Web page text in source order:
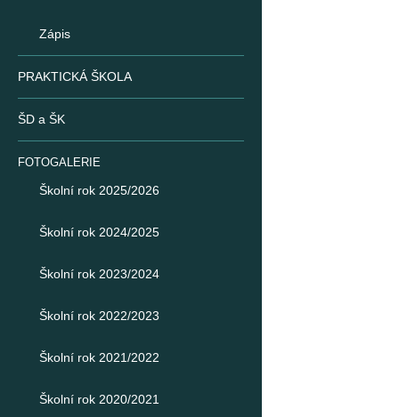
Zápis
PRAKTICKÁ ŠKOLA
ŠD a ŠK
FOTOGALERIE
Školní rok 2025/2026
Školní rok 2024/2025
Školní rok 2023/2024
Školní rok 2022/2023
Školní rok 2021/2022
Školní rok 2020/2021